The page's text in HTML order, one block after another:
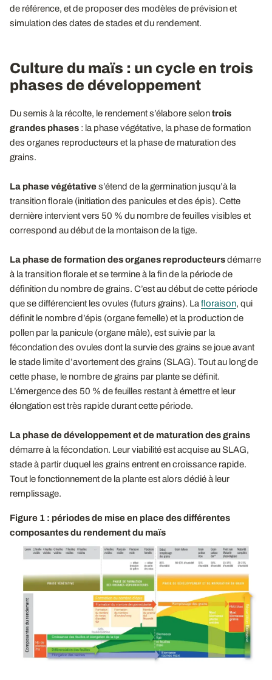
de référence, et de proposer des modèles de prévision et
simulation des dates de stades et du rendement.
Culture du maïs : un cycle en trois
phases de développement
Du semis à la récolte, le rendement s’élabore selontrois
grandes phases : la phase végétative, la phase de formation
des organes reproducteurs et la phase de maturation des
grains.
La phase végétatives’étend de la germination jusqu’à la
transition florale (initiation des panicules et des épis). Cette
dernière intervient vers 50 % du nombre de feuilles visibles et
correspond au début de la montaison de la tige.
La phase de formation des organes reproducteursdémarre
à la transition florale et se termine à la fin de la période de
définition du nombre de grains. C’est au début de cette période
que se différencient les ovules (futurs grains). La floraison, qui
définit le nombre d’épis (organe femelle) et la production de
pollen par la panicule (organe mâle), est suivie par la
fécondation des ovules dont la survie des grains se joue avant
le stade limite d’avortement des grains (SLAG). Tout au long de
cette phase, le nombre de grains par plante se définit.
L’émergence des 50 % de feuilles restant à émettre et leur
élongation est très rapide durant cette période.
La phase de développement et de maturation des grains
démarre à la fécondation. Leur viabilité est acquise au SLAG,
stade à partir duquel les grains entrent en croissance rapide.
Tout le fonctionnement de la plante est alors dédié à leur
remplissage.
Figure 1 : périodes de mise en place des différentes
composantes du rendement du maïs